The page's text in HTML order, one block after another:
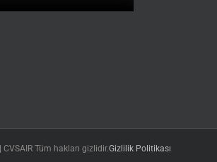
| CVSAIR Tüm hakları gizlidir.Gizlilik Politikası